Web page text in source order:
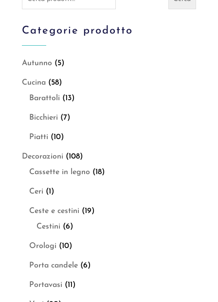
Categorie prodotto
Autunno (5)
Cucina (58)
Barattoli (13)
Bicchieri (7)
Piatti (10)
Decorazioni (108)
Cassette in legno (18)
Ceri (1)
Ceste e cestini (19)
Cestini (6)
Orologi (10)
Porta candele (6)
Portavasi (11)